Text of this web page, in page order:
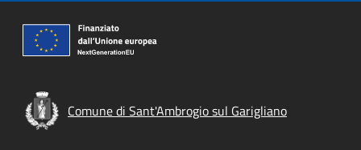
Comune di Sant'Ambrogio sul Garigliano